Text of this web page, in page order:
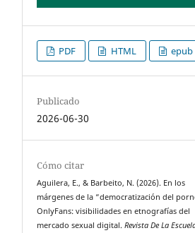
PDF HTML epub
Publicado
2026-06-30
Cómo citar
Aguilera, E., & Barbeito, N. (2026). En los
márgenes de la “democratización del
OnlyFans: visibilidades en etnografías del
mercado sexual digital.Revista De La